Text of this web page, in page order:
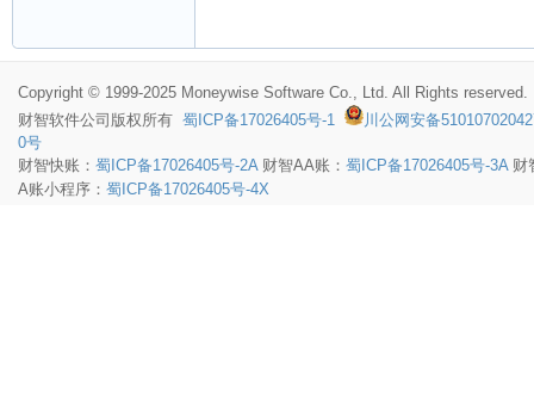
Copyright © 1999-2025 Moneywise Software Co., Ltd. All Rights reserved.
财智软件公司版权所有 蜀ICP备17026405号-1
川公网安备
0号
财智快账： 蜀ICP备17026405号-2A财智AA账： 蜀ICP备17026405号-3A财
A账小程序： 蜀ICP备17026405号-4X